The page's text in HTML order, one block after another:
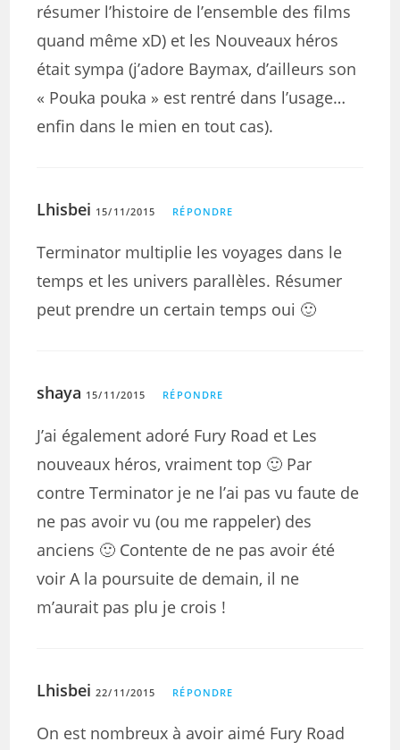
résumer l’histoire de l’ensemble des films
quand même xD) et les Nouveaux héros
était sympa (j’adore Baymax, d’ailleurs son
« Pouka pouka » est rentré dans l’usage…
enfin dans le mien en tout cas).
Lhisbei 15/11/2015 RÉPONDRE
Terminator multiplie les voyages dans le
temps et les univers parallèles. Résumer
peut prendre un certain temps oui 🙂
shaya 15/11/2015 RÉPONDRE
J’ai également adoré Fury Road et Les
nouveaux héros, vraiment top 🙂 Par
contre Terminator je ne l’ai pas vu faute de
ne pas avoir vu (ou me rappeler) des
anciens 🙂 Contente de ne pas avoir été
voir A la poursuite de demain, il ne
m’aurait pas plu je crois !
Lhisbei 22/11/2015 RÉPONDRE
On est nombreux à avoir aimé Fury Road